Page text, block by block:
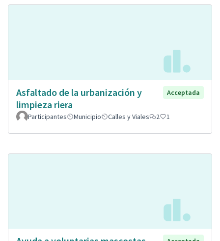
Asfaltado de la urbanización y
limpieza riera
Acceptada
Participantes Municipio Calles y Viales 2 1